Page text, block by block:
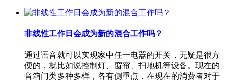
非线性工作日会成为新的混合工作吗？
通过语音就可以实现家中任一电器的开关，无疑是很方
便的，就比如说控制灯、窗帘、扫地机等设备。现在的
音箱门类多种多样，各有侧重点，在现在的消费者对于